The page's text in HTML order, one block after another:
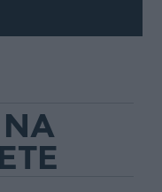
ΝΑ